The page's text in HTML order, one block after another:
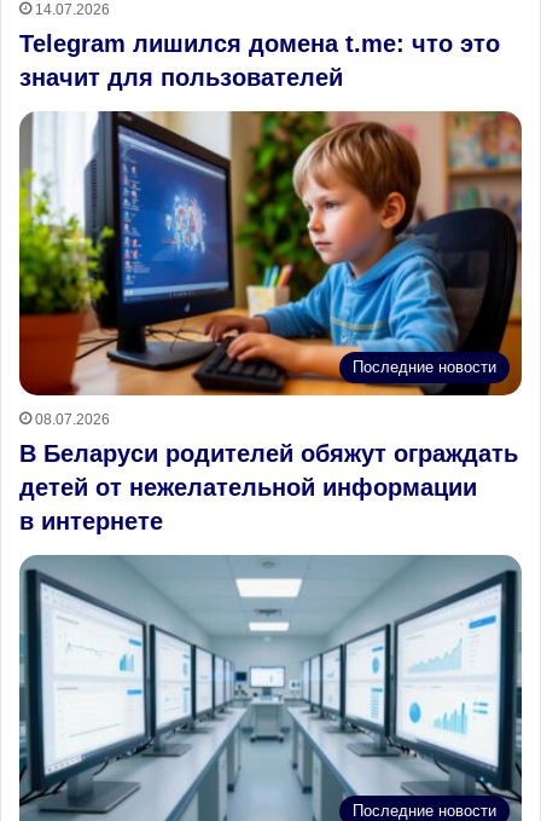
14.07.2026
Telegram лишился домена t.me: что это
значит для пользователей
Последние новости
08.07.2026
В Беларуси родителей обяжут ограждать
детей от нежелательной информации
в интернете
Последние новости